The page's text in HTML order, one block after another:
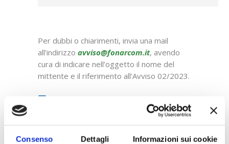
Consenso Dettagli Informazioni sui cookie
Per dubbi o chiarimenti, invia una mail
all’indirizzo avviso@fonarcom.it, avendo
cura di indicare nell’oggetto il nome del
mittente e il riferimento all’Avviso 02/2023.
suLinkedin,Facebook, TwittereYouTube!